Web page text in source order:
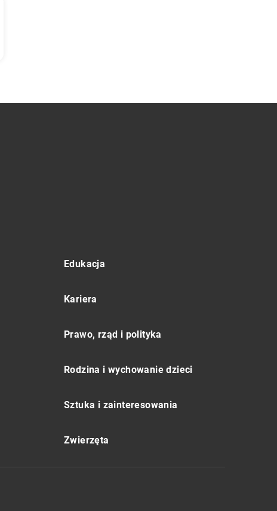
Edukacja
Kariera
Prawo, rząd i polityka
Rodzina i wychowanie dzieci
Sztuka i zainteresowania
Zwierzęta